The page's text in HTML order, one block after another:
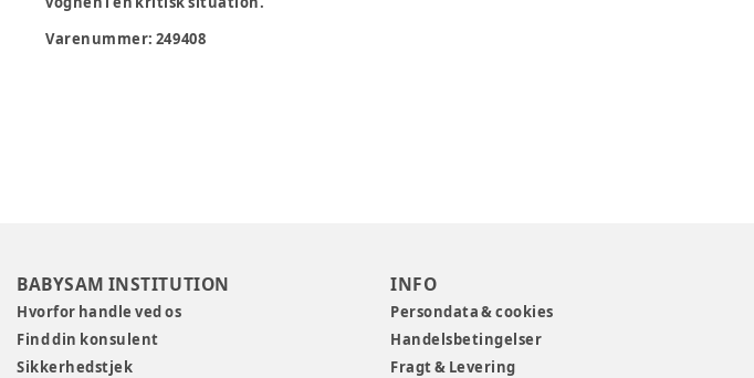
Varenummer: 249408
BABYSAM INSTITUTION
Hvorfor handle ved os
Find din konsulent
Sikkerhedstjek
INFO
Persondata & cookies
Handelsbetingelser
Fragt & Levering